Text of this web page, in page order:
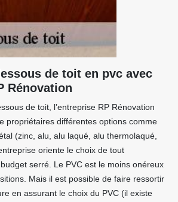
de toit en pvc avec
Rénovation
de toit, l’entreprise RP Rénovation
propriétaires différentes options comme
(zinc, alu, alu laqué, alu thermolaqué,
oriente le choix de tout
serré. Le PVC est le moins onéreux
Mais il est possible de faire ressortir
en assurant le choix du PVC (il existe